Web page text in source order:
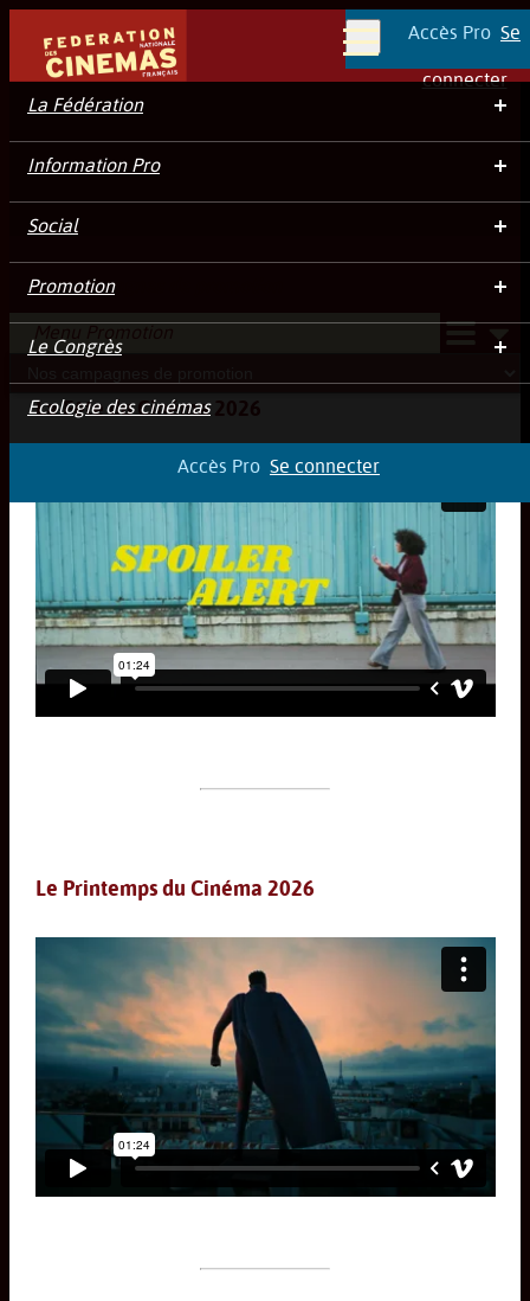
Menu
La Fédération
Information Pro
Social
Promotion
Le Congrès
Ecologie des cinémas
Accès Pro Se connecter
Accès Pro Se
connecter
Nos campagnes de promotion
Menu Promotion
La Fête du Cinéma 2026
Le Printemps du Cinéma 2026